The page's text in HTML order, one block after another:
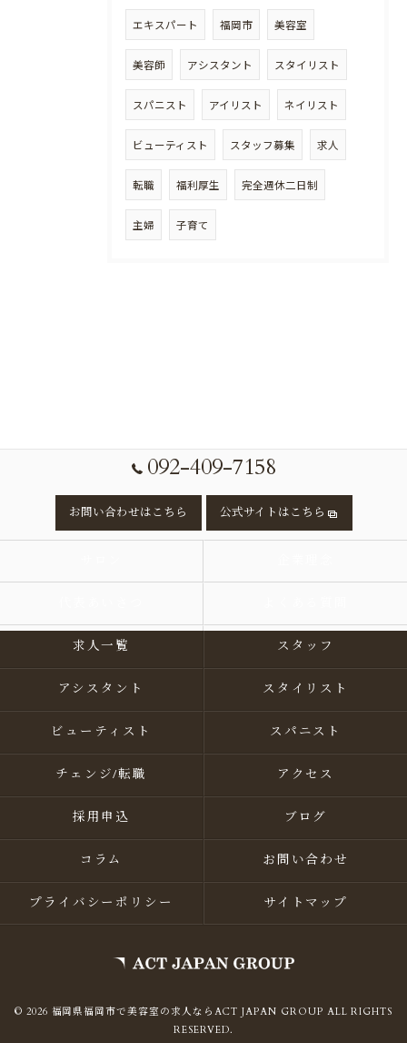
エキスパート 福岡市 美容室
美容師 アシスタント スタイリスト
スパニスト アイリスト ネイリスト
ビューティスト スタッフ募集 求人
転職 福利厚生 完全週休二日制
主婦 子育て
092-409-7158
お問い合わせはこちら 公式サイトはこちら
求人一覧 スタッフ
アシスタント スタイリスト
ビューティスト スパニスト
チェンジ/転職 アクセス
採用申込 ブログ
コラム お問い合わせ
プライバシーポリシー サイトマップ
© 2026 福岡県福岡市で美容室の求人ならACT JAPAN GROUP ALL RIGHTS
RESERVED.